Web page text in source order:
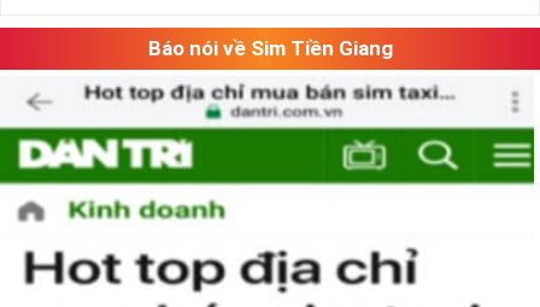
Báo nói về Sim Tiền Giang